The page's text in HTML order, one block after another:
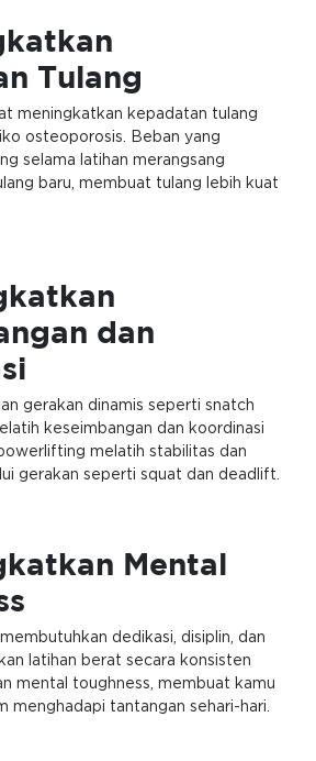
Tulang
meningkatkan kepadatan tulang
osteoporosis. Beban yang
selama latihan merangsang
baru, membuat tulang lebih kuat
dan
gerakan dinamis seperti snatch
keseimbangan dan koordinasi
melatih stabilitas dan
gerakan seperti squat dan deadlift.
Mental
dedikasi, disiplin, dan
latihan berat secara konsisten
mental toughness, membuat kamu
menghadapi tantangan sehari-hari.